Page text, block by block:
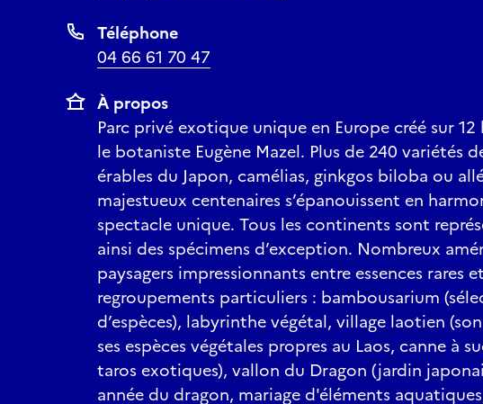
Téléphone
04 66 61 70 47
À propos
Parc privé exotique unique en Europe créé sur 12
le botaniste Eugène Mazel. Plus de 240 variétés
érables du Japon, camélias, ginkgos biloba ou
majestueux centenaires s’épanouissent en
spectacle unique. Tous les continents sont
ainsi des spécimens d’exception. Nombreux
paysagers impressionnants entre essences rares et
regroupements particuliers : bambousarium
d’espèces), labyrinthe végétal, village laotien
ses espèces végétales propres au Laos, canne à
taros exotiques), vallon du Dragon (jardin
année du dragon, mariage d'éléments